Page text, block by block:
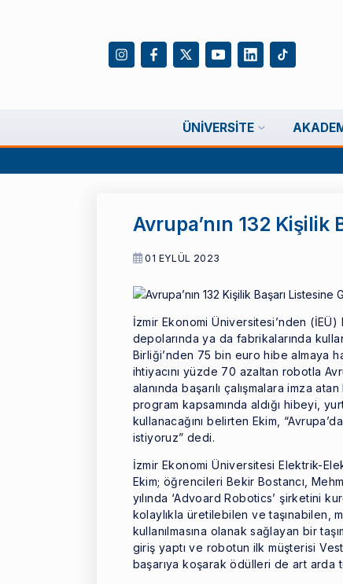
ÜNIVERSITE
Avrupa’nın 132 Kişilik
01 EYLÜL 2023
İzmir Ekonomi Üniversitesi’nden
depolarında ya da fabrikalarında
Birliği’nden 75 bin euro hibe almaya
ihtiyacını yüzde 70 azaltan robotla
alanında başarılı çalışmalara imza
program kapsamında aldığı hibeyi,
kullanacağını belirten Ekim,
istiyoruz” dedi.
İzmir Ekonomi Üniversitesi Elektrik-
Ekim; öğrencileri Bekir Bostancı,
yılında ‘Advoard Robotics’ şirketini
kolaylıkla üretilebilen ve taşınabilen,
kullanılmasına olanak sağlayan bir
giriş yaptı ve robotun ilk müşterisi
başarıya koşarak ödülleri de art arda